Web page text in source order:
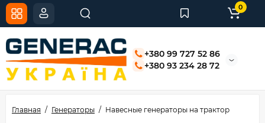
+380 99 727 52 86
+380 93 234 28 72
0
Главная Генераторы Навесные генераторы на трактор